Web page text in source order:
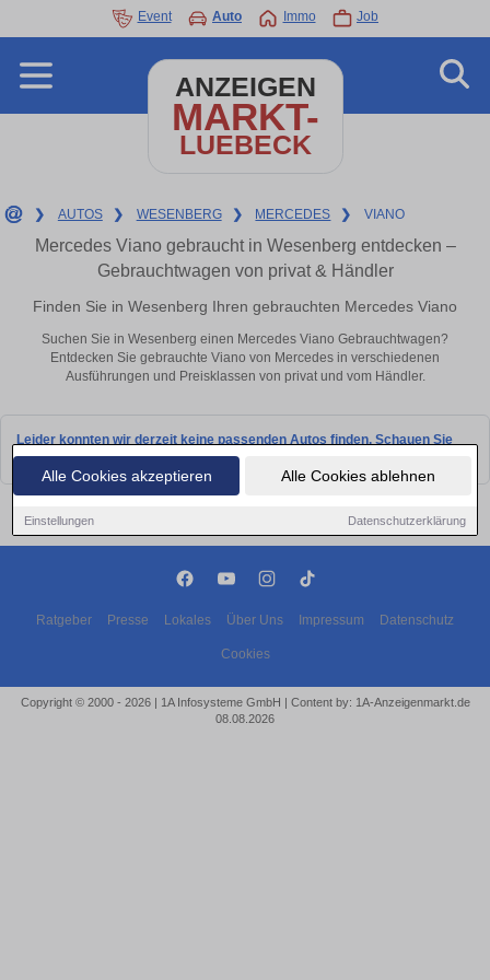
Alle Cookies akzeptieren Alle Cookies ablehnen
Einstellungen Datenschutzerklärung
Event Auto Immo Job
ANZEIGEN
MARKT-
LUEBECK
❯ AUTOS ❯ WESENBERG ❯ MERCEDES ❯ VIANO
Mercedes Viano gebraucht in Wesenberg entdecken –
Gebrauchtwagen von privat & Händler
Finden Sie in Wesenberg Ihren gebrauchten Mercedes Viano
Suchen Sie in Wesenberg einen Mercedes Viano Gebrauchtwagen?
Entdecken Sie gebrauchte Viano von Mercedes in verschiedenen
Ausführungen und Preisklassen von privat und vom Händler.
Leider konnten wir derzeit keine passenden Autos finden. Schauen Sie
bald wieder vorbei!
Ratgeber Presse Lokales Über Uns Impressum Datenschutz
Cookies
Copyright © 2000 - 2026 | 1A Infosysteme GmbH | Content by: 1A-Anzeigenmarkt.de
08.08.2026